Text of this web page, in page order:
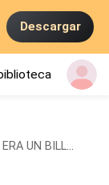
Descargar
BILLONARIO